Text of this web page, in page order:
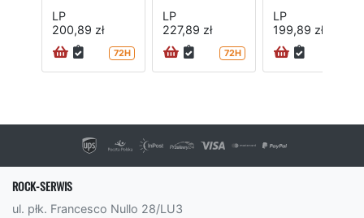
LP
200,89 zł
72H
LP
227,89 zł
72H
LP
199,89 zł
ROCK-SERWIS
ul. płk. Francesco Nullo 28/LU3